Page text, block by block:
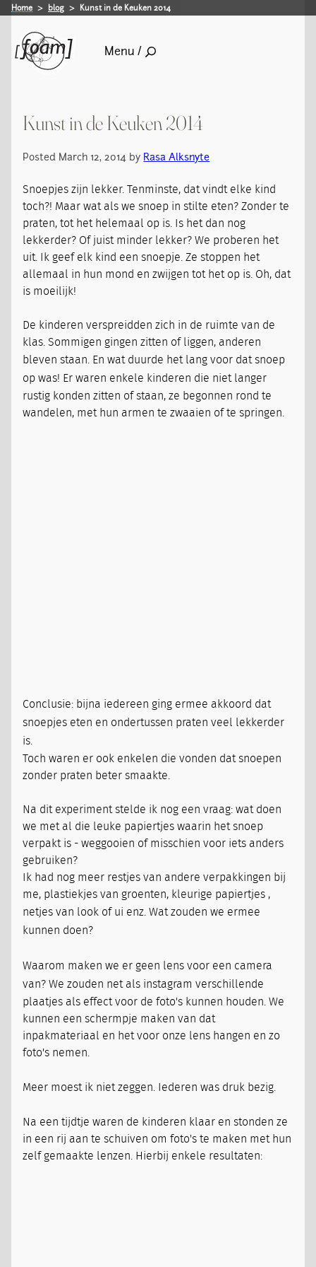
Home blog Kunst in de Keuken 2014
Menu /
Kunst in de Keuken 2014
Posted March 12, 2014 by Rasa Alksnyte
Snoepjes zijn lekker. Tenminste, dat vindt elke kind
toch?! Maar wat als we snoep in stilte eten? Zonder te
praten, tot het helemaal op is. Is het dan nog
lekkerder? Of juist minder lekker? We proberen het
uit. Ik geef elk kind een snoepje. Ze stoppen het
allemaal in hun mond en zwijgen tot het op is. Oh, dat
is moeilijk!
De kinderen verspreidden zich in de ruimte van de
klas. Sommigen gingen zitten of liggen, anderen
bleven staan.
En wat duurde het lang voor dat snoep
op was! Er waren enkele kinderen die niet langer
rustig konden zitten of staan, ze begonnen rond te
wandelen, met hun armen te zwaaien of te springen.
Conclusie: bijna iedereen ging ermee akkoord dat
snoepjes eten en ondertussen praten veel lekkerder
is.
Toch waren er ook enkelen die vonden dat snoepen
zonder praten beter smaakte.
Na dit experiment stelde ik nog een vraag: wat doen
we met al die leuke papiertjes waarin het snoep
verpakt is - weggooien of misschien voor iets anders
gebruiken?
Ik had nog meer restjes van andere verpakkingen bij
me, plastiekjes van groenten, kleurige papiertjes ,
netjes van look of ui enz. Wat zouden we ermee
kunnen doen?
Waarom maken we er geen lens voor een camera
van? We zouden net als instagram verschillende
plaatjes als effect voor de foto's kunnen houden. We
kunnen een schermpje maken van dat
inpakmateriaal en het voor onze lens hangen en zo
foto's nemen.
Meer moest ik niet zeggen. Iederen was druk bezig.
Na een tijdtje waren de kinderen klaar en stonden ze
in een rij aan te schuiven om foto's te maken met hun
zelf gemaakte lenzen. Hierbij enkele resultaten: